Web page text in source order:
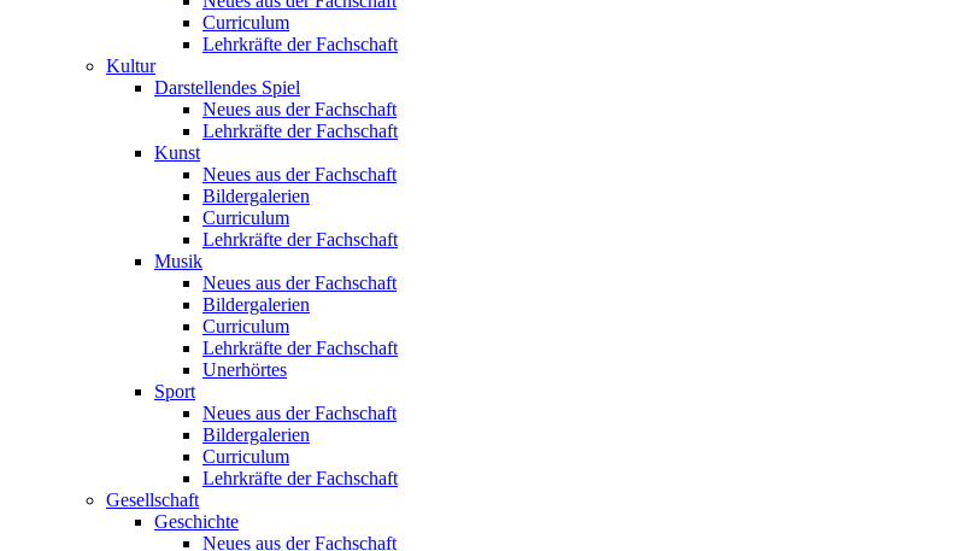
Curriculum
Lehrkräfte der Fachschaft
Kultur
Darstellendes Spiel
Neues aus der Fachschaft
Lehrkräfte der Fachschaft
Kunst
Neues aus der Fachschaft
Bildergalerien
Curriculum
Lehrkräfte der Fachschaft
Musik
Neues aus der Fachschaft
Bildergalerien
Curriculum
Lehrkräfte der Fachschaft
Unerhörtes
Sport
Neues aus der Fachschaft
Bildergalerien
Curriculum
Lehrkräfte der Fachschaft
Gesellschaft
Geschichte
Neues aus der Fachschaft